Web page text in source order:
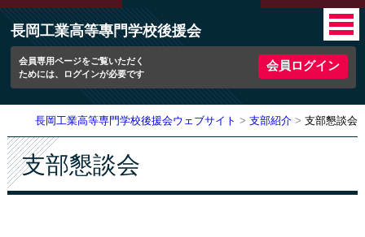
長岡工業高等專門学校後援会
会員専用ページをご覧いただく
ためには、ログインが必要です
会員ログイン
長岡工業高等専門学校後援会ウェブサイト 支部紹介 支部懇談会
支部懇談会